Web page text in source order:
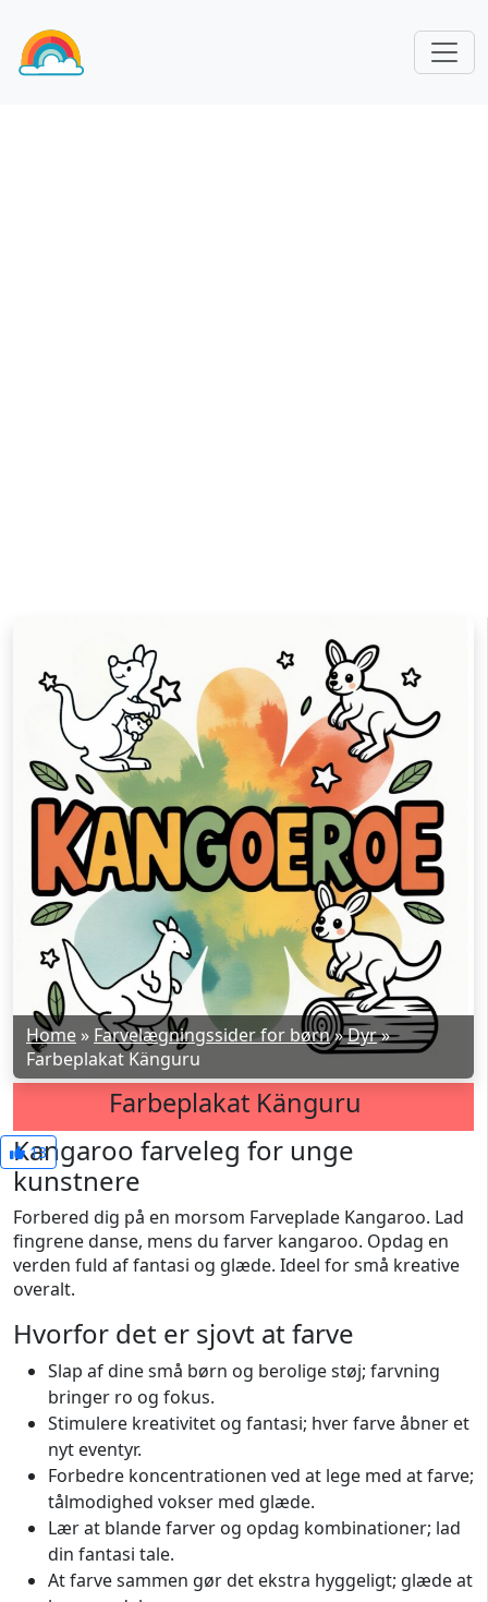
Home » Farvelægningssider for børn»Dyr»
Farbeplakat Känguru
Farbeplakat Känguru
13
Kangaroo farveleg for unge
kunstnere
Forbered dig på en morsom Farveplade Kangaroo. Lad
fingrene danse, mens du farver kangaroo. Opdag en
verden fuld af fantasi og glæde. Ideel for små kreative
overalt.
Hvorfor det er sjovt at farve
Slap af dine små børn og berolige støj; farvning
bringer ro og fokus.
Stimulere kreativitet og fantasi; hver farve åbner et
nyt eventyr.
Forbedre koncentrationen ved at lege med at farve;
tålmodighed vokser med glæde.
Lær at blande farver og opdag kombinationer; lad
din fantasi tale.
At farve sammen gør det ekstra hyggeligt; glæde at